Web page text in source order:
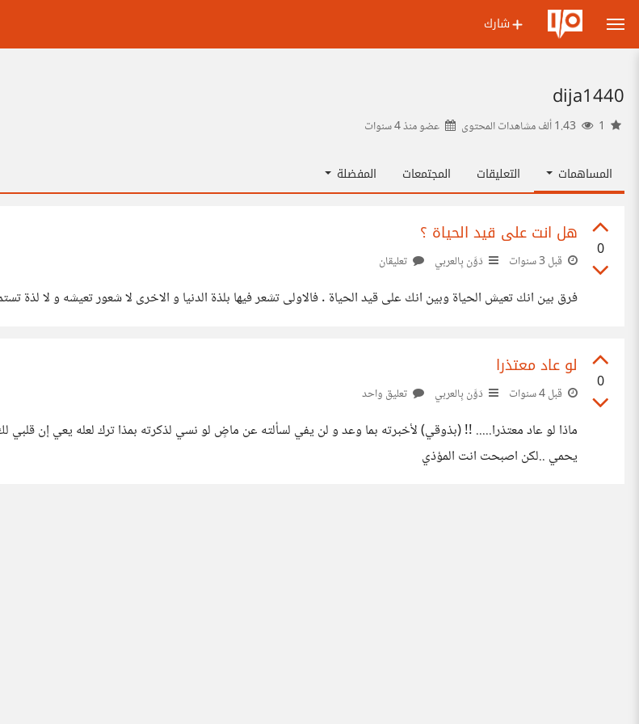
شارك
dija1440
عضو منذ4 سنوات
المساهمات التعليقات المجتمعات المفضلة
0
هل انت على قيد الحياة ؟
قبل 3 سنوات دَوَّن بِالعربي تعليقان
فرق بين انك تعيش الحياة وبين انك على قيد الحياة . فالاولى تشعر فيها بلذة الدنيا و الاخرى لا شعور تعيشه و لا لذة تستمع بها يومياتك روتين قاتل ممل يتكرر اسابيع و شهورا الى سنوات تنتظر
0
لو عاد معتذرا
قبل 4 سنوات دَوَّن بِالعربي تعليق واحد
ماذا لو عاد
يحمي ..لكن اصبحت انت المؤذي